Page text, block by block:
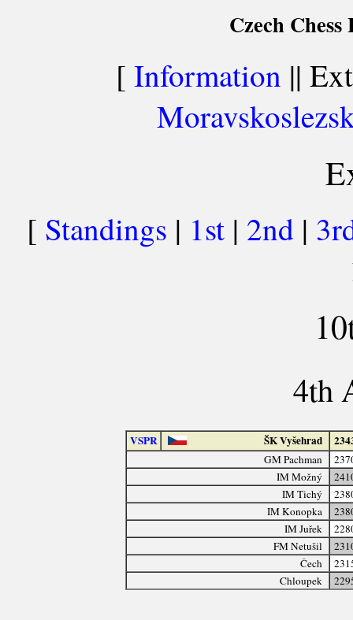
Czech
[ Information ||
[ Standings | 1st | 2nd |
4th
VSPR ŠK Vyšehrad
GM Pachman
IM Možný
IM Tichý
IM Konopka
IM Juřek
FM Netušil
Čech
Chloupek